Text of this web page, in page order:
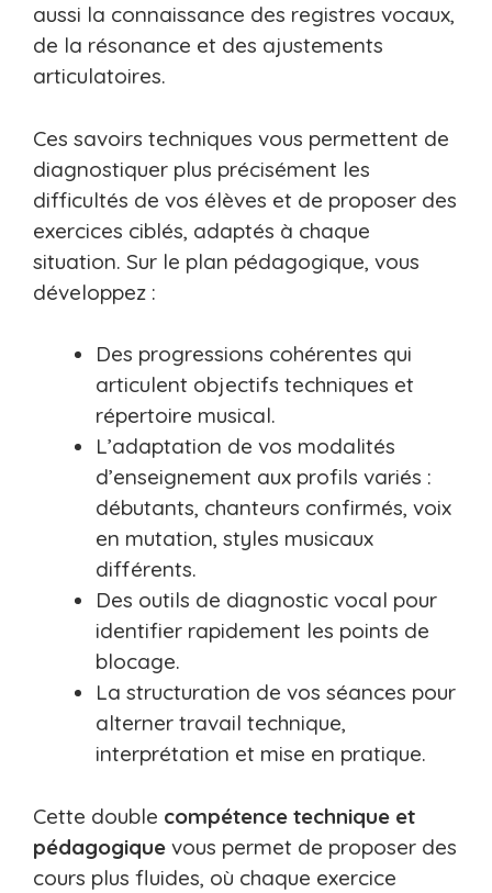
aussi la connaissance des registres vocaux,
de la résonance et des ajustements
articulatoires.
Ces savoirs techniques vous permettent de
diagnostiquer plus précisément les
difficultés de vos élèves et de proposer des
exercices ciblés, adaptés à chaque
situation. Sur le plan pédagogique, vous
développez :
Des progressions cohérentes qui
articulent objectifs techniques et
répertoire musical.
L’adaptation de vos modalités
d’enseignement aux profils variés :
débutants, chanteurs confirmés, voix
en mutation, styles musicaux
différents.
Des outils de diagnostic vocal pour
identifier rapidement les points de
blocage.
La structuration de vos séances pour
alterner travail technique,
interprétation et mise en pratique.
Cette double compétence technique et
pédagogique vous permet de proposer des
cours plus fluides, où chaque exercice